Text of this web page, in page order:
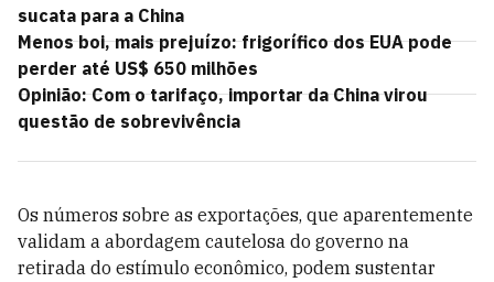
sucata para a China
Menos boi, mais prejuízo: frigorífico dos EUA pode
perder até US$ 650 milhões
Opinião: Com o tarifaço, importar da China virou
questão de sobrevivência
Os números sobre as exportações, que aparentemente
validam a abordagem cautelosa do governo na
retirada do estímulo econômico, podem sustentar